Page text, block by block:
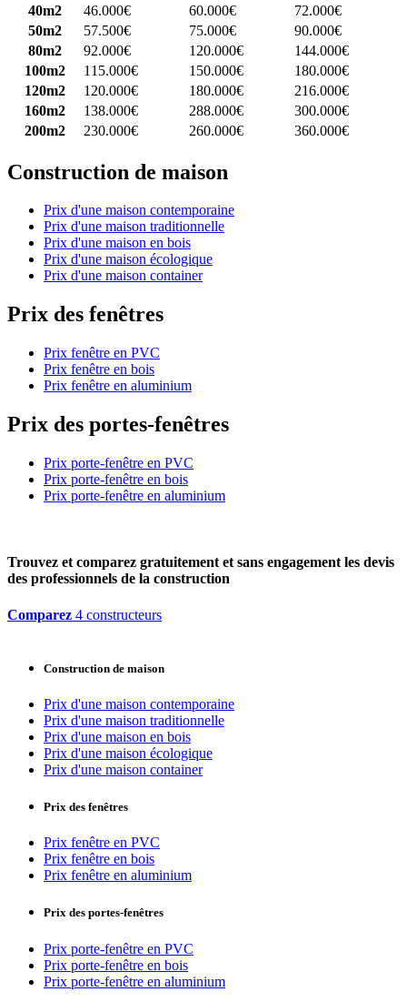
40m2
46.000€ 60.000€
72.000€
50m2
57.500€ 75.000€
90.000€
80m2
92.000€ 120.000€
144.000€
100m2
115.000€ 150.000€
180.000€
120m2
120.000€ 180.000€
216.000€
160m2
138.000€ 288.000€
300.000€
200m2
230.000€ 260.000€ 360.000€
Construction de maison
Prix d'une maison contemporaine
Prix d'une maison traditionnelle
Prix d'une maison en bois
Prix d'une maison écologique
Prix d'une maison container
Prix des fenêtres
Prix fenêtre en PVC
Prix fenêtre en bois
Prix fenêtre en aluminium
Prix des portes-fenêtres
Prix porte-fenêtre en PVC
Prix porte-fenêtre en bois
Prix porte-fenêtre en aluminium
Trouvez et comparez gratuitement et sans engagement les devis
des professionnels de la construction
Comparez 4 constructeurs
Construction de maison
Prix d'une maison contemporaine
Prix d'une maison traditionnelle
Prix d'une maison en bois
Prix d'une maison écologique
Prix d'une maison container
Prix des fenêtres
Prix fenêtre en PVC
Prix fenêtre en bois
Prix fenêtre en aluminium
Prix des portes-fenêtres
Prix porte-fenêtre en PVC
Prix porte-fenêtre en bois
Prix porte-fenêtre en aluminium